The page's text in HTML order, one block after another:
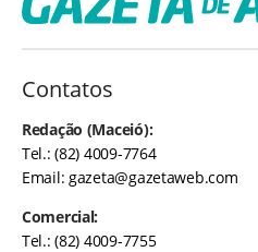
Contatos
Redação (Maceió):
Tel.: (82) 4009-7764
Email:gazeta@gazetaweb.com
Comercial:
Tel.: (82) 4009-7755